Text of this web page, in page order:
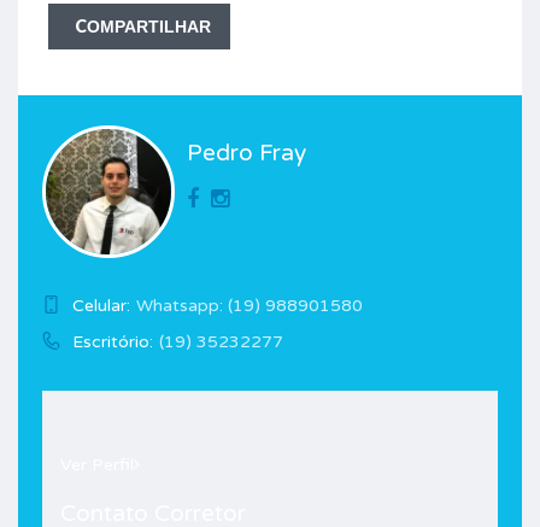
COMPARTILHAR
Pedro Fray
Celular: Whatsapp: (19) 988901580
Escritório: (19) 35232277